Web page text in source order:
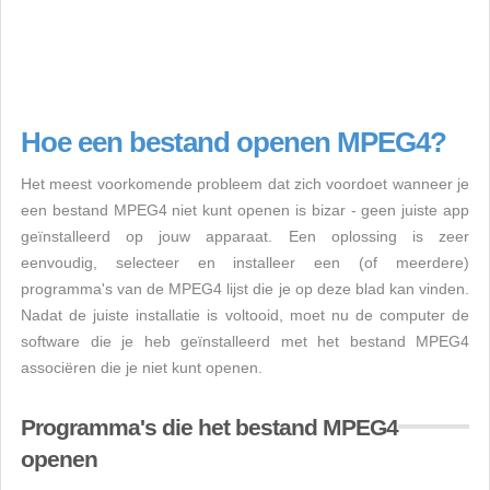
Hoe een bestand openen MPEG4?
Het meest voorkomende probleem dat zich voordoet wanneer je
een bestand MPEG4 niet kunt openen is bizar - geen juiste app
geïnstalleerd op jouw apparaat. Een oplossing is zeer
eenvoudig, selecteer en installeer een (of meerdere)
programma's van de MPEG4 lijst die je op deze blad kan vinden.
Nadat de juiste installatie is voltooid, moet nu de computer de
software die je heb geïnstalleerd met het bestand MPEG4
associëren die je niet kunt openen.
Programma's die het bestand MPEG4
openen